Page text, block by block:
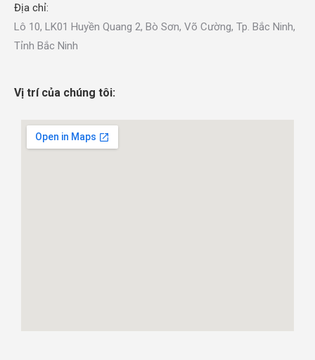
Địa chỉ:
Lô 10, LK01 Huyền Quang 2, Bò Sơn, Võ Cường, Tp. Bắc Ninh,
Tỉnh Bắc Ninh
Vị trí của chúng tôi: